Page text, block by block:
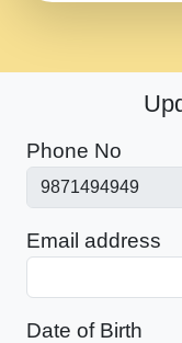
Phone No
Email address
Date of Birth